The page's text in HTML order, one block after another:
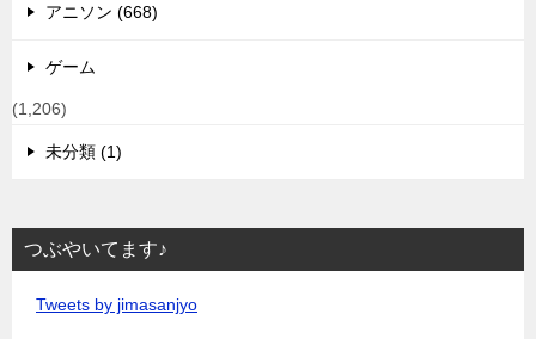
アニソン (668)
ゲーム
(1,206)
未分類 (1)
つぶやいてます♪
Tweets by jimasanjyo